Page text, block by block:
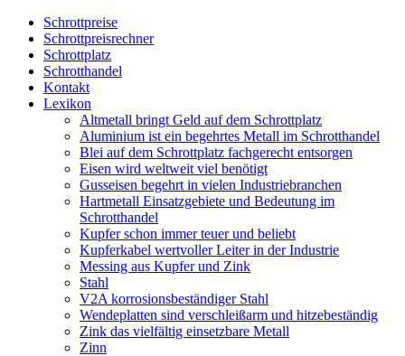
Schrottpreise
Schrottpreisrechner
Schrottplatz
Schrotthandel
Kontakt
Lexikon
Altmetall bringt Geld auf dem Schrottplatz
Aluminium ist ein begehrtes Metall im Schrotthandel
Blei auf dem Schrottplatz fachgerecht entsorgen
Eisen wird weltweit viel benötigt
Gusseisen begehrt in vielen Industriebranchen
Hartmetall Einsatzgebiete und Bedeutung im
Schrotthandel
Kupfer schon immer teuer und beliebt
Kupferkabel wertvoller Leiter in der Industrie
Messing aus Kupfer und Zink
Stahl
V2A korrosionsbeständiger Stahl
Wendeplatten sind verschleißarm und hitzebeständig
Zink das vielfältig einsetzbare Metall
Zinn